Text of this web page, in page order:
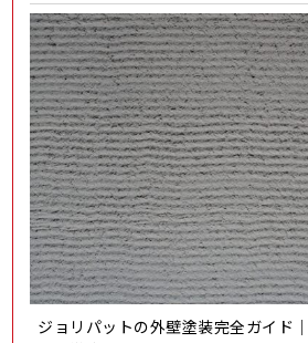
ジョリパットの外壁塗装完全ガイド